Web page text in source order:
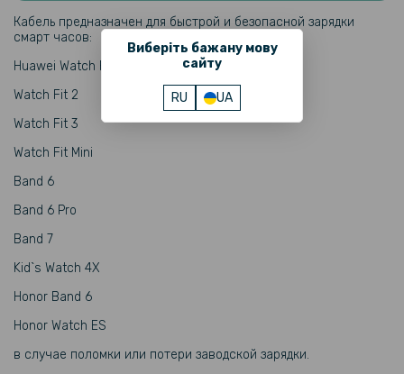
Виберіть бажану мову
сайту
RU UA
Противоударная гидрогелевая пленка Hydrogel Film для Huawei
Honor Watch ES / ES Meteorite 3 шт, Transparent
199 грн
Противоударная гидрогелевая пленка Hydrogel Film на модель
Противоударная гидрогелевая пленка Hydrogel Film на модель
Противоударная гидрогелевая пленка Hydrogel Film для Huawei
Кабель предназначен для быстрой и безопасной зарядки
смарт часов:
Huawei Watch Fit
Watch Fit 2
Watch Fit 3
Watch Fit Mini
Band 6
Band 6 Pro
Band 7
Kid`s Watch 4X
Honor Band 6
Honor Watch ES
в случае поломки или потери заводской зарядки.